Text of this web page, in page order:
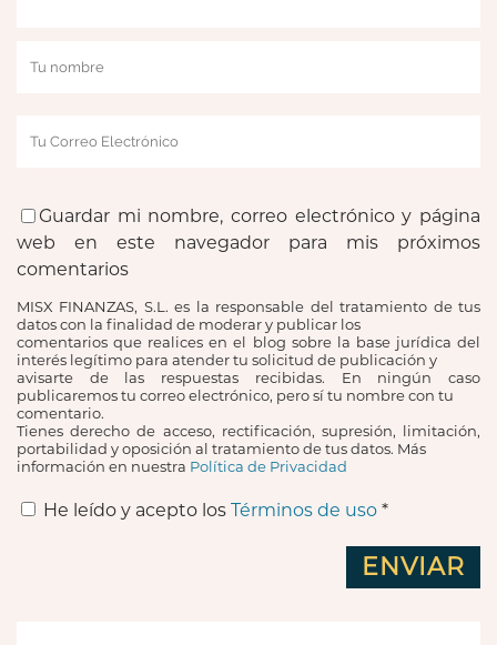
Guardar mi nombre, correo electrónico y página
web en este navegador para mis próximos
comentarios
MISX FINANZAS, S.L. es la responsable del tratamiento de tus
datos con la finalidad de moderar y publicar los
comentarios que realices en el blog sobre la base jurídica del
interés legítimo para atender tu solicitud de publicación y
avisarte de las respuestas recibidas. En ningún caso
publicaremos tu correo electrónico, pero sí tu nombre con tu
comentario.
Tienes derecho de acceso, rectificación, supresión, limitación,
portabilidad y oposición al tratamiento de tus datos. Más
información en nuestra Política de Privacidad
He leído y acepto los Términos de uso *